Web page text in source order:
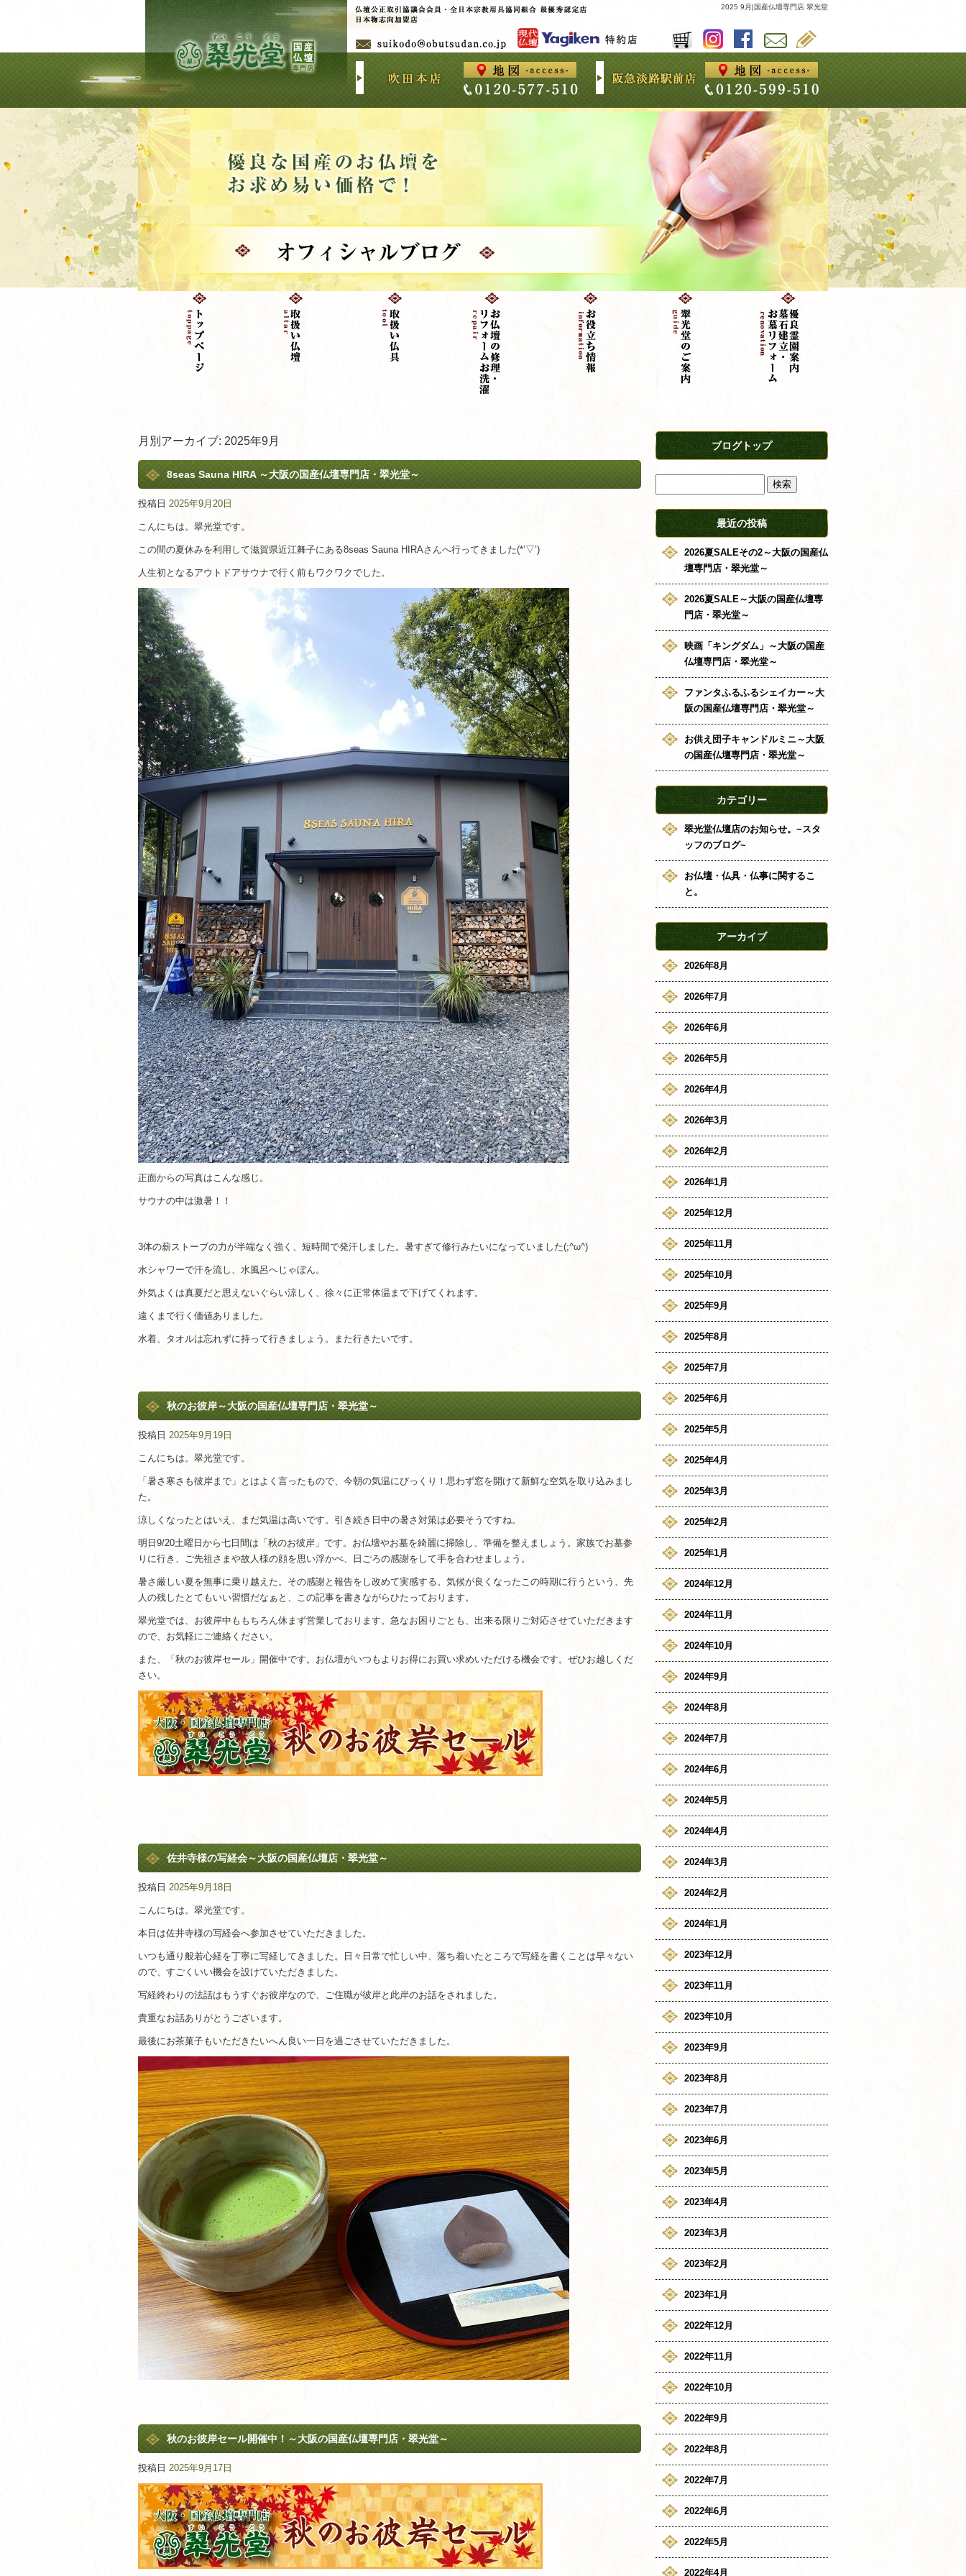
2025 9月|国産仏壇専門店 翠光堂
月別アーカイブ: 2025年9月
8seas Sauna HIRA ～大阪の国産仏壇専門店・翠光堂～
投稿日 2025年9月20日
こんにちは。翠光堂です。
この間の夏休みを利用して滋賀県近江舞子にある8seas Sauna HIRAさんへ行ってきました(*’▽’)
人生初となるアウトドアサウナで行く前もワクワクでした。
正面からの写真はこんな感じ。
サウナの中は激暑！！
3体の薪ストーブの力が半端なく強く、短時間で発汗しました。暑すぎて修行みたいになっていました(;^ω^)
水シャワーで汗を流し、水風呂へじゃぼん。
外気よくは真夏だと思えないぐらい涼しく、徐々に正常体温まで下げてくれます。
遠くまで行く価値ありました。
水着、タオルは忘れずに持って行きましょう。また行きたいです。
秋のお彼岸～大阪の国産仏壇専門店・翠光堂～
投稿日 2025年9月19日
こんにちは。翠光堂です。
「暑さ寒さも彼岸まで」とはよく言ったもので、今朝の気温にびっくり！思わず窓を開けて新鮮な空気を取り込みまし
た。
涼しくなったとはいえ、まだ気温は高いです。引き続き日中の暑さ対策は必要そうですね。
明日9/20土曜日から七日間は「秋のお彼岸」です。お仏壇やお墓を綺麗に掃除し、準備を整えましょう。家族でお墓参
りに行き、ご先祖さまや故人様の顔を思い浮かべ、日ごろの感謝をして手を合わせましょう。
暑さ厳しい夏を無事に乗り越えた。その感謝と報告をし改めて実感する。気候が良くなったこの時期に行うという、先
人の残したとてもいい習慣だなぁと、この記事を書きながらひたっております。
翠光堂では、お彼岸中ももちろん休まず営業しております。急なお困りごとも、出来る限りご対応させていただきます
ので、お気軽にご連絡ください。
また、「秋のお彼岸セール」開催中です。お仏壇がいつもよりお得にお買い求めいただける機会です。ぜひお越しくだ
さい。
佐井寺様の写経会～大阪の国産仏壇店・翠光堂～
投稿日 2025年9月18日
こんにちは。翠光堂です。
本日は佐井寺様の写経会へ参加させていただきました。
いつも通り般若心経を丁寧に写経してきました。日々日常で忙しい中、落ち着いたところで写経を書くことは早々ない
ので、すごくいい機会を設けていただきました。
写経終わりの法話はもうすぐお彼岸なので、ご住職が彼岸と此岸のお話をされました。
貴重なお話ありがとうございます。
最後にお茶菓子もいただきたいへん良い一日を過ごさせていただきました。
秋のお彼岸セール開催中！～大阪の国産仏壇専門店・翠光堂～
投稿日 2025年9月17日
ブログトップ
最近の投稿
2026夏SALEその2～大阪の国産仏
壇専門店・翠光堂～
2026夏SALE～大阪の国産仏壇専
門店・翠光堂～
映画「キングダム」～大阪の国産
仏壇専門店・翠光堂～
ファンタふるふるシェイカー～大
阪の国産仏壇専門店・翠光堂～
お供え団子キャンドルミニ～大阪
の国産仏壇専門店・翠光堂～
カテゴリー
翠光堂仏壇店のお知らせ。~スタ
ッフのブログ~
お仏壇・仏具・仏事に関するこ
と。
アーカイブ
2026年8月
2026年7月
2026年6月
2026年5月
2026年4月
2026年3月
2026年2月
2026年1月
2025年12月
2025年11月
2025年10月
2025年9月
2025年8月
2025年7月
2025年6月
2025年5月
2025年4月
2025年3月
2025年2月
2025年1月
2024年12月
2024年11月
2024年10月
2024年9月
2024年8月
2024年7月
2024年6月
2024年5月
2024年4月
2024年3月
2024年2月
2024年1月
2023年12月
2023年11月
2023年10月
2023年9月
2023年8月
2023年7月
2023年6月
2023年5月
2023年4月
2023年3月
2023年2月
2023年1月
2022年12月
2022年11月
2022年10月
2022年9月
2022年8月
2022年7月
2022年6月
2022年5月
2022年4月